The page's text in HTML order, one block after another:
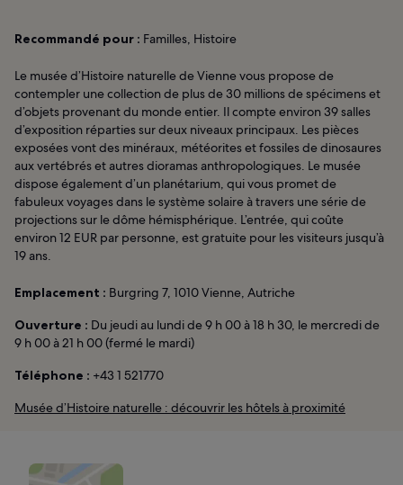
Recommandé pour : Familles, Histoire
Le musée d’Histoire naturelle de Vienne vous propose de
contempler une collection de plus de 30 millions de spécimens et
d’objets provenant du monde entier. Il compte environ 39 salles
d’exposition réparties sur deux niveaux principaux. Les pièces
exposées vont des minéraux, météorites et fossiles de dinosaures
aux vertébrés et autres dioramas anthropologiques. Le musée
dispose également d’un planétarium, qui vous promet de
fabuleux voyages dans le système solaire à travers une série de
projections sur le dôme hémisphérique. L’entrée, qui coûte
environ 12 EUR par personne, est gratuite pour les visiteurs jusqu’à
19 ans.
Emplacement : Burgring 7, 1010 Vienne, Autriche
Ouverture : Du jeudi au lundi de 9 h 00 à 18 h 30, le mercredi de
9 h 00 à 21 h 00 (fermé le mardi)
Téléphone : +43 1 521770
Musée d’Histoire naturelle : découvrir les hôtels à proximité